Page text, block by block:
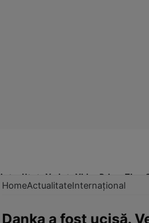
Actualitate Vedete Video Prime Time
HomeActualitateInternațional
Danka a fost ucisă.